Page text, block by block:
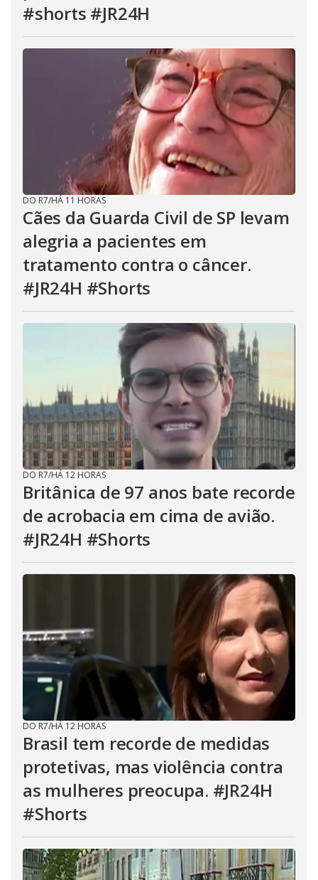
#shorts #JR24H
DO R7/HÁ 11 HORAS
Cães da Guarda Civil de SP levam
alegria a pacientes em
tratamento contra o câncer.
#JR24H #Shorts
DO R7/HÁ 12 HORAS
Britânica de 97 anos bate recorde
de acrobacia em cima de avião.
#JR24H #Shorts
DO R7/HÁ 12 HORAS
Brasil tem recorde de medidas
protetivas, mas violência contra
as mulheres preocupa. #JR24H
#Shorts